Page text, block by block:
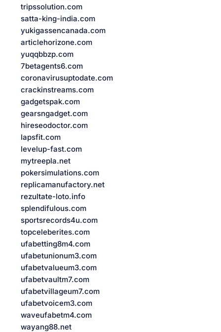
tripssolution.com
satta-king-india.com
yukigassencanada.com
articlehorizone.com
yuqqbbzp.com
7betagents6.com
coronavirusuptodate.com
crackinstreams.com
gadgetspak.com
gearsngadget.com
hireseodoctor.com
lapsfit.com
levelup-fast.com
mytreepla.net
pokersimulations.com
replicamanufactory.net
rezultate-loto.info
splendifulous.com
sportsrecords4u.com
topceleberites.com
ufabetting8m4.com
ufabetunionum3.com
ufabetvalueum3.com
ufabetvaultm7.com
ufabetvillageum7.com
ufabetvoicem3.com
waveufabetm4.com
wayang88.net